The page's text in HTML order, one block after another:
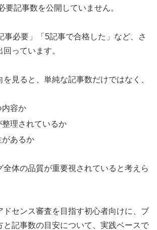
要記事数を公開していません。
事必要」「5記事で合格した」など、さ
っています。
見ると、単純な記事数だけではなく、
内容か
理されているか
があるか
全体の品質が重要視されていると考えら
ドセンス審査を目指す初心者向けに、ブ
と記事数の目安について、実践ベースで